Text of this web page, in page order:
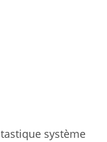
système